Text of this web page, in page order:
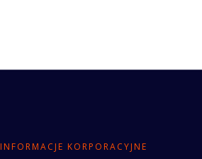
INFORMACJE KORPORACYJNE